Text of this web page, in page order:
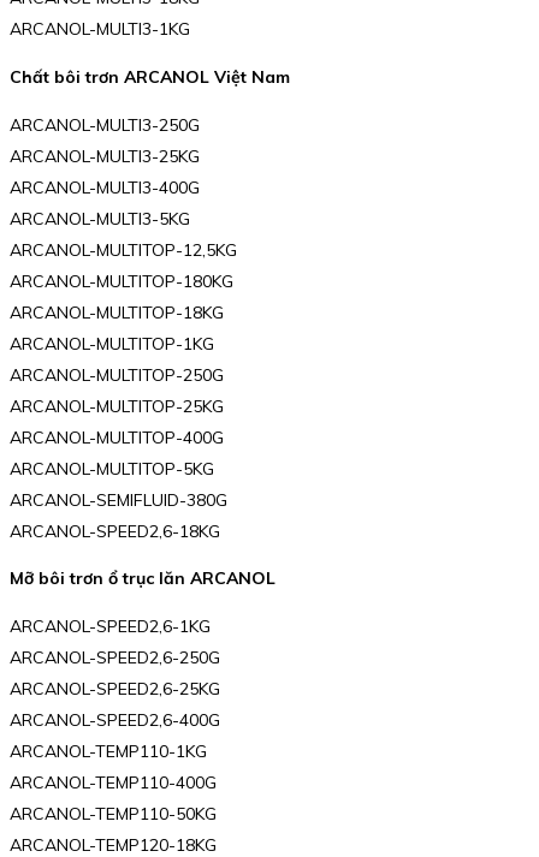
ARCANOL-MULTI3-1KG
Chất bôi trơn ARCANOL Việt Nam
ARCANOL-MULTI3-250G
ARCANOL-MULTI3-25KG
ARCANOL-MULTI3-400G
ARCANOL-MULTI3-5KG
ARCANOL-MULTITOP-12,5KG
ARCANOL-MULTITOP-180KG
ARCANOL-MULTITOP-18KG
ARCANOL-MULTITOP-1KG
ARCANOL-MULTITOP-250G
ARCANOL-MULTITOP-25KG
ARCANOL-MULTITOP-400G
ARCANOL-MULTITOP-5KG
ARCANOL-SEMIFLUID-380G
ARCANOL-SPEED2,6-18KG
Mỡ bôi trơn ổ trục lăn ARCANOL
ARCANOL-SPEED2,6-1KG
ARCANOL-SPEED2,6-250G
ARCANOL-SPEED2,6-25KG
ARCANOL-SPEED2,6-400G
ARCANOL-TEMP110-1KG
ARCANOL-TEMP110-400G
ARCANOL-TEMP110-50KG
ARCANOL-TEMP120-18KG